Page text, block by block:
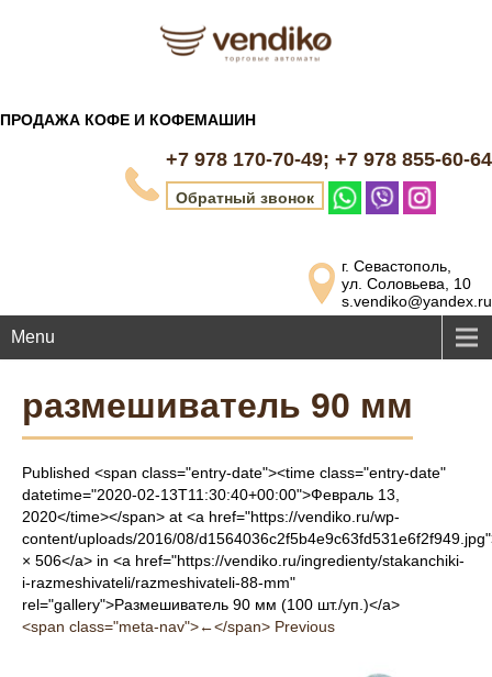
ПРОДАЖА КОФЕ И КОФЕМАШИН
+7 978 170-70-49; +7 978 855-60-64
Обратный звонок
г. Севастополь,
ул. Соловьева, 10
s.vendiko@yandex.ru
Menu
размешиватель 90 мм
Published <span class="entry-date"><time class="entry-date"
datetime="2020-02-13T11:30:40+00:00">Февраль 13,
2020</time></span> at <a href="https://vendiko.ru/wp-
content/uploads/2016/08/
× 506</a> in <a href="https://vendiko.ru/ingredienty/stakanchiki-
i-razmeshivateli/razmeshivateli-88-mm"
rel="gallery">Размешиватель 90 мм (100 шт./уп.)</a>
<span class="meta-nav">←</span> Previous